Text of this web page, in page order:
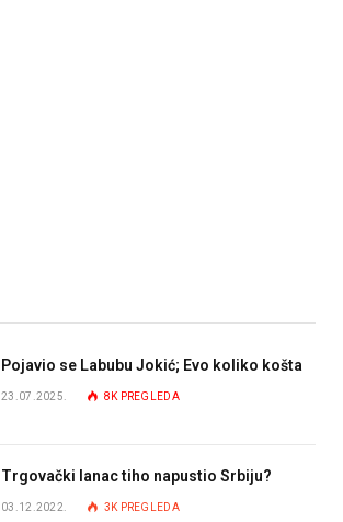
Pojavio se Labubu Jokić; Evo koliko košta
23.07.2025. 8K PREGLEDA
Trgovački lanac tiho napustio Srbiju?
03.12.2022. 3K PREGLEDA